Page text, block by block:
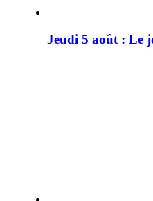
Jeudi 5 août : Le